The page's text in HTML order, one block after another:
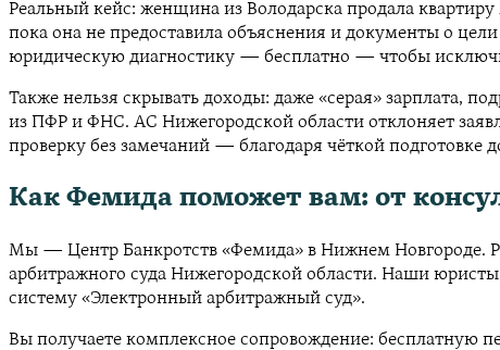
Реальный кейс: женщина из Володарска продала
пока она не предоставила объяснения и документы о
юридическую диагностику — бесплатно — чтобы
Также нельзя скрывать доходы: даже «серая» зарплата,
из ПФР и ФНС. АС Нижегородской области отклоняет
проверку без замечаний — благодаря чёткой подготовке
Как Фемида поможет вам: от
Мы — Центр Банкротств «Фемида» в Нижнем Новгороде.
арбитражного суда Нижегородской области. Наши
систему «Электронный арбитражный суд».
Вы получаете комплексное сопровождение: бесплатную